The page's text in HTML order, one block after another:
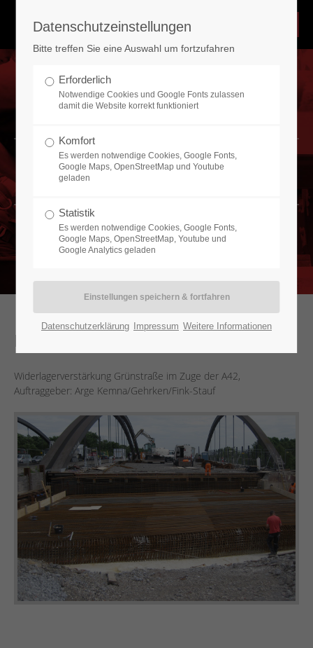
Notdienst 24Std/365Tagen
Über unserem Notdienst sind wir 365 Tage im Jahr 24
Stunden erreichbar. Schnelle Realisierungen machen wir
möglich durch einen großen Vorrat an Baumaterialien,
Stapelmaterialien, die wir ständig auf dem eigenen Bauhof
bevorraten.
Nehmen Sie Kontakt mit uns auf
Heinrich Send GmbH
Industriestraße 2
Haben Sie Fragen?
+49 2367 9996-0
Mo-Fr 7:30 - 16:30
Über uns
Heinrich Send GmbH
Die Heinrich Send GmbH ist ein mittelständisches,
inhabergeführtes Bauunternehmen und kann auf eine
über 100-jährige Tradition zurückblicken.
Betonbau
Duisburg
Widerlagerverstärkung Grünstraße im Zuge der A42,
Auftraggeber: Arge Kemna/Gehrken/Fink-Stauf
Datenschutzeinstellungen
Bitte treffen Sie eine Auswahl um fortzufahren
Erforderlich
Notwendige Cookies und Google Fonts zulassen
damit die Website korrekt funktioniert
Komfort
Es werden notwendige Cookies, Google Fonts,
Google Maps, OpenStreetMap und Youtube
geladen
Statistik
Es werden notwendige Cookies, Google Fonts,
Google Maps, OpenStreetMap, Youtube und
Google Analytics geladen
Datenschutzerklärung Impressum Weitere Informationen